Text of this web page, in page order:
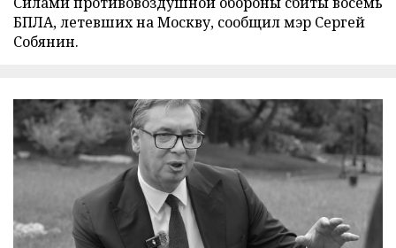
БПЛА, летевших на Москву, сообщил мэр Сергей
Собянин.